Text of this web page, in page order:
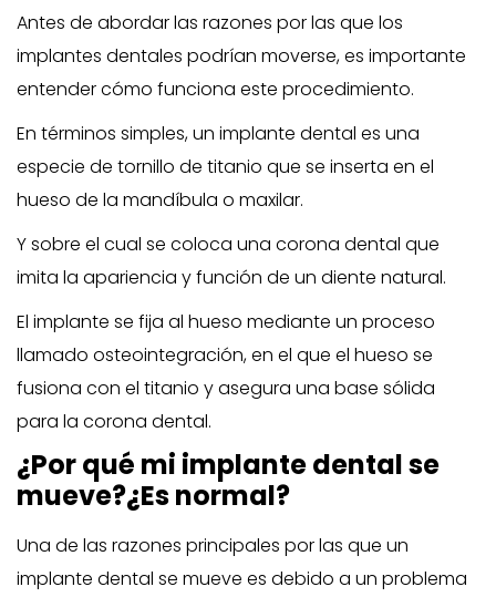
Antes de abordar las razones por las que los
implantes dentales podrían moverse, es importante
entender cómo funciona este procedimiento.
En términos simples, un implante dental es una
especie de tornillo de titanio que se inserta en el
hueso de la mandíbula o maxilar.
Y sobre el cual se coloca una corona dental que
imita la apariencia y función de un diente natural.
El implante se fija al hueso mediante un proceso
llamado osteointegración, en el que el hueso se
fusiona con el titanio y asegura una base sólida
para la corona dental.
¿Por qué mi implante dental se
mueve?¿Es normal?
Una de las razones principales por las que un
implante dental se mueve es debido a un problema